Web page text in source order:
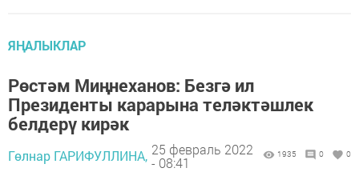
ЯҢАЛЫКЛАР
Рөстәм Миңнеханов: Безгә ил
Президенты карарына теләктәшлек
белдерү кирәк
Гөлнар ГАРИФУЛЛИНА, 25 февраль 2022
- 08:41
1935 0 0